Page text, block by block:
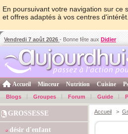
En poursuivant votre navigation sur ce
et offres adaptés à vos centres d'intérêt.
Vendredi 7 août 2026 - Bonne fête aux Didier
Accueil Minceur Nutrition Cuisine
Blogs Groupes Forum Guide
GROSSESSE
désir d'enfant
Accueil >